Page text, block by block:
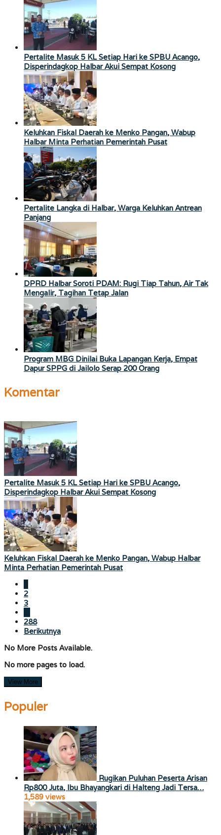
Pertalite Masuk 5 KL Setiap Hari ke SPBU Acango,
Disperindagkop Halbar Akui Sempat Kosong
Keluhkan Fiskal Daerah ke Menko Pangan, Wabup
Halbar Minta Perhatian Pemerintah Pusat
Pertalite Langka di Halbar, Warga Keluhkan Antrean
Panjang
DPRD Halbar Soroti PDAM: Rugi Tiap Tahun, Air Tak
Mengalir, Tagihan Tetap Jalan
Program MBG Dinilai Buka Lapangan Kerja, Empat
Dapur SPPG di Jailolo Serap 200 Orang
Komentar
Pertalite Masuk 5 KL Setiap Hari ke SPBU Acango,
Disperindagkop Halbar Akui Sempat Kosong
Keluhkan Fiskal Daerah ke Menko Pangan, Wabup Halbar
Minta Perhatian Pemerintah Pusat
1
2
3
…
288
Berikutnya
No More Posts Available.
No more pages to load.
View More
Populer
Rugikan Puluhan Peserta Arisan
Rp800 Juta, Ibu Bhayangkari di Halteng Jadi Tersa…
1,589 views